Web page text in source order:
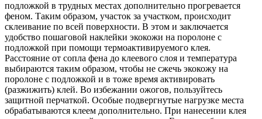
подложкой в трудных местах дополнительно прогревается
феном. Таким образом, участок за участком, происходит
склеивание по всей поверхности. В этом и заключается
удобство пошаговой наклейки экокожи на поролоне с
подложкой при помощи термоактивируемого клея.
Расстояние от сопла фена до клеевого слоя и температура
выбираются таким образом, чтобы не сжечь экокожу на
поролоне с подложкой и в тоже время активировать
(разжижить) клей. Во избежании ожогов, пользуйтесь
защитной перчаткой. Особые подвергнутые нагрузке места
обрабатываются клеем дополнительно. При нанесении клея